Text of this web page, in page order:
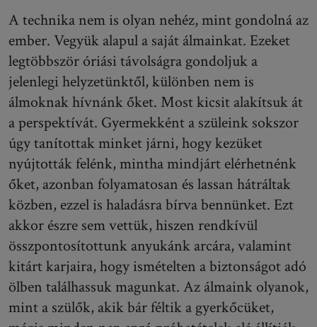
A technika nem is olyan nehéz, mint gondolná az
ember. Vegyük alapul a saját álmainkat. Ezeket
legtöbbször óriási távolságra gondoljuk a
jelenlegi helyzetünktől, különben nem is
álmoknak hívnánk őket. Most kicsit alakítsuk át
a perspektívát. Gyermekként a szüleink sokszor
úgy tanítottak minket járni, hogy kezüket
nyújtották felénk, mintha mindjárt elérhetnénk
őket, azonban folyamatosan és lassan hátráltak
közben, ezzel is haladásra bírva bennünket. Ezt
akkor észre sem vettük, hiszen rendkívül
összpontosítottunk anyukánk arcára, valamint
kitárt karjaira, hogy ismételten a biztonságot adó
ölben találhassuk magunkat. Az álmaink olyanok,
mint a szülők, akik bár féltik a gyerkőcüket,